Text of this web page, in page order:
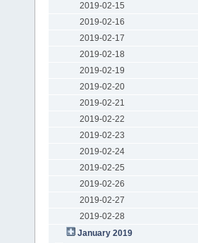
2019-02-15
2019-02-16
2019-02-17
2019-02-18
2019-02-19
2019-02-20
2019-02-21
2019-02-22
2019-02-23
2019-02-24
2019-02-25
2019-02-26
2019-02-27
2019-02-28
January 2019